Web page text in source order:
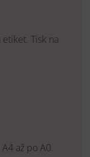
Tisk na
až po A0.